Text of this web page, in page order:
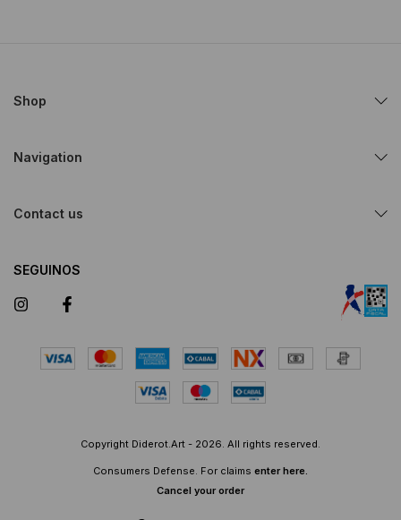
Shop
Navigation
Contact us
SEGUINOS
Copyright Diderot.Art - 2026. All rights reserved.
Consumers Defense. For claims enter here.
Cancel your order